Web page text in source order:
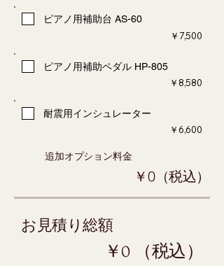
ピアノ用補助台 AS-60
​￥7,500
ピアノ用補助ペダル HP-805
​￥8,580
耐震用インシュレーター
​￥6,600
追加オプション料金
￥0（税込）
お見積り総額
￥0 （税込）